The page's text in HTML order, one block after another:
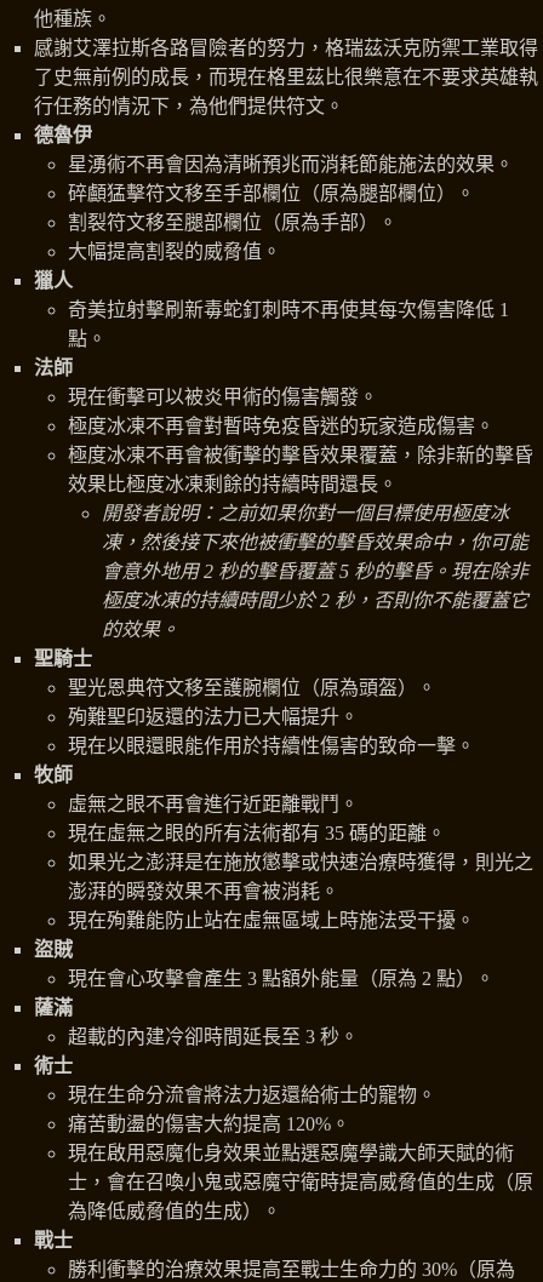
他種族。
感謝艾澤拉斯各路冒險者的努力，格瑞茲沃克防禦工業取得
了史無前例的成長，而現在格里茲比很樂意在不要求英雄執
行任務的情況下，為他們提供符文。
德魯伊
星湧術不再會因為清晰預兆而消耗節能施法的效果。
碎顱猛擊符文移至手部欄位（原為腿部欄位）。
割裂符文移至腿部欄位（原為手部）。
大幅提高割裂的威脅值。
獵人
奇美拉射擊刷新毒蛇釘刺時不再使其每次傷害降低 1
點。
法師
現在衝擊可以被炎甲術的傷害觸發。
極度冰凍不再會對暫時免疫昏迷的玩家造成傷害。
極度冰凍不再會被衝擊的擊昏效果覆蓋，除非新的擊昏
效果比極度冰凍剩餘的持續時間還長。
開發者說明：之前如果你對一個目標使用極度冰
凍，然後接下來他被衝擊的擊昏效果命中，你可能
會意外地用 2 秒的擊昏覆蓋 5 秒的擊昏。現在除非
極度冰凍的持續時間少於 2 秒，否則你不能覆蓋它
的效果。
聖騎士
聖光恩典符文移至護腕欄位（原為頭盔）。
殉難聖印返還的法力已大幅提升。
現在以眼還眼能作用於持續性傷害的致命一擊。
牧師
虛無之眼不再會進行近距離戰鬥。
現在虛無之眼的所有法術都有 35 碼的距離。
如果光之澎湃是在施放懲擊或快速治療時獲得，則光之
澎湃的瞬發效果不再會被消耗。
現在殉難能防止站在虛無區域上時施法受干擾。
盜賊
現在會心攻擊會產生 3 點額外能量（原為 2 點）。
薩滿
超載的內建冷卻時間延長至 3 秒。
術士
現在生命分流會將法力返還給術士的寵物。
痛苦動盪的傷害大約提高 120%。
現在啟用惡魔化身效果並點選惡魔學識大師天賦的術
士，會在召喚小鬼或惡魔守衛時提高威脅值的生成（原
為降低威脅值的生成）。
戰士
勝利衝擊的治療效果提高至戰士生命力的 30%（原為